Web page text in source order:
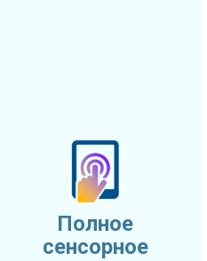
Полное
сенсорное